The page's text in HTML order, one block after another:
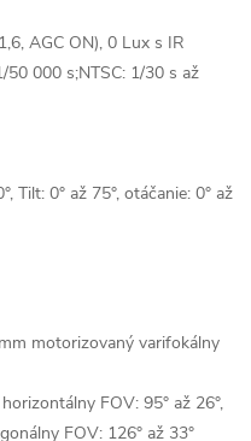
AGC ON), 0 Lux s IR
50 000 s;NTSC: 1/30 s až
Tilt: 0° až 75°, otáčanie: 0° až
motorizovaný varifokálny
horizontálny FOV: 95° až 26°,
FOV: 126° až 33°